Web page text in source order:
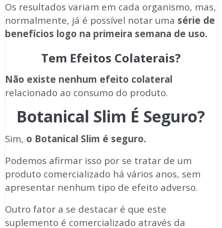
Os resultados variam em cada organismo, mas,
normalmente, já é possível notar uma série de
benefícios logo na primeira semana de uso.
Tem Efeitos Colaterais?
Não existe nenhum efeito colateral
relacionado ao consumo do produto.
Botanical Slim É Seguro?
Sim, o Botanical Slim é seguro.
Podemos afirmar isso por se tratar de um
produto comercializado há vários anos, sem
apresentar nenhum tipo de efeito adverso.
Outro fator a se destacar é que este
suplemento é comercializado através da